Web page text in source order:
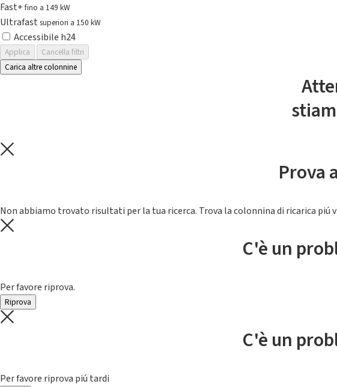
Fast+fino a 149 kW
Ultrafast superiori a 150 kW
Accessibile h24
Applica
Cancella filtri
Carica altre colonnine
Prova
Non abbiamo trovato risultati per la tua ricerca. Trova la colonnina di ricarica piú
C'è un
Per favore riprova.
Riprova
C'è un
Per favore riprova piú tardi